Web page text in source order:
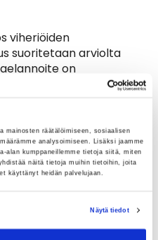
mainosten räätälöimiseen, sosiaalisen
analysoimiseen. Lisäksi jaamme
alan kumppaneillemme tietoja siitä, miten
näitä tietoja muihin tietoihin, joita
käyttänyt heidän palvelujaan.
Näytä tiedot
viheriöiden
suoritetaan arviolta
on
että peset